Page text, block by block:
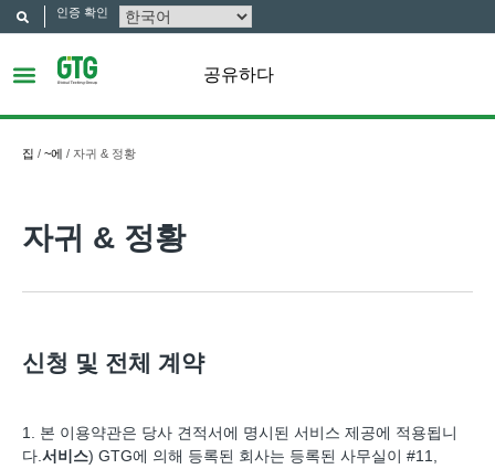
인증 확인
공유하다
집 / ~에 / 자귀 & 정황
자귀 & 정황
신청 및 전체 계약
1. 본 이용약관은 당사 견적서에 명시된 서비스 제공에 적용됩니
다.서비스) GTG에 의해 등록된 회사는 등록된 사무실이 #11,